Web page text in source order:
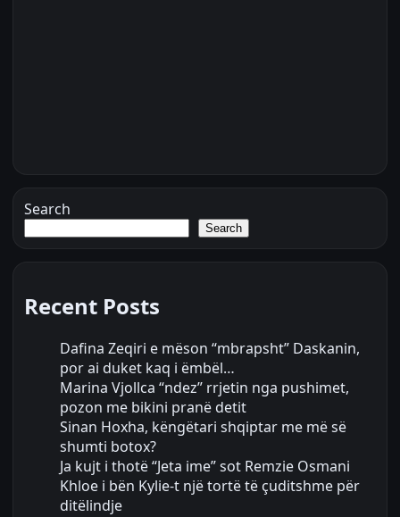
Search
Search
Recent Posts
Dafina Zeqiri e mëson “mbrapsht” Daskanin,
por ai duket kaq i ëmbël…
Marina Vjollca “ndez” rrjetin nga pushimet,
pozon me bikini pranë detit
Sinan Hoxha, këngëtari shqiptar me më së
shumti botox?
Ja kujt i thotë “Jeta ime” sot Remzie Osmani
Khloe i bën Kylie-t një tortë të çuditshme për
ditëlindje